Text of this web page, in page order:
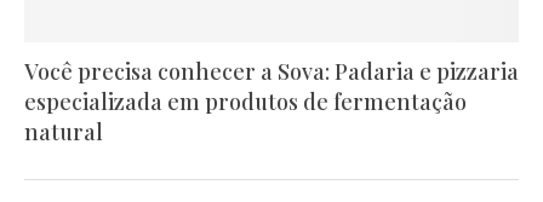
Você precisa conhecer a Sova: Padaria e pizzaria
especializada em produtos de fermentação
natural